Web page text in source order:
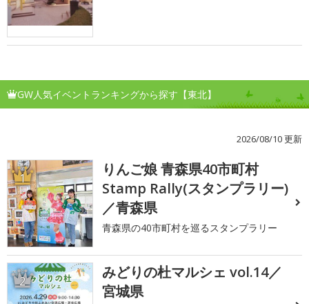
GW人気イベントランキングから探す【東北】
2026/08/10 更新
1
りんご娘 青森県40市町村
Stamp Rally(スタンプラリー)
／青森県
青森県の40市町村を巡るスタンプラリー
2
みどりの杜マルシェ vol.14／
宮城県